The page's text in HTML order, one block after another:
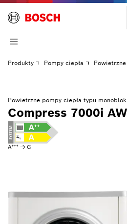
Produkty Pompy ciepła
Powietrzne pompy ciepła typu monoblok
Compress 7000i